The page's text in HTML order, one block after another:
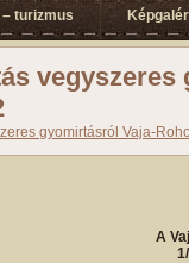
turizmus
gyomirtásról Vaja-
A